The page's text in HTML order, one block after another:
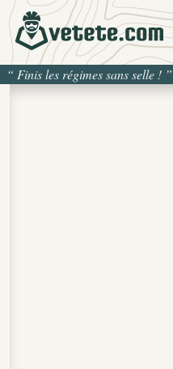
“ Finis les régimes sans selle ! ”